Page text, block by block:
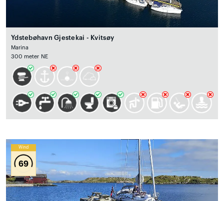
Ydstebøhavn Gjestekai - Kvitsøy
Marina
300 meter NE
Wind
69